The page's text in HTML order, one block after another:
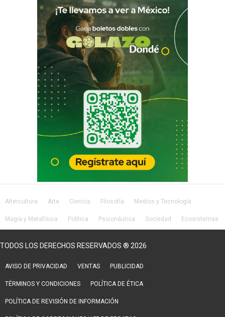
Altercultura Arte Ciencia Filosofía Medios y Tecnología
Magia y Metafísica Política Psiconáutica Sociedad Ecosistemas
TODOS LOS DERECHOS RESERVADOS ® 2026
AVISO DE PRIVACIDAD VENTAS PUBLICIDAD
TÉRMINOS Y CONDICIONES POLÍTICA DE ÉTICA
POLÍTICA DE REVISIÓN DE INFORMACIÓN